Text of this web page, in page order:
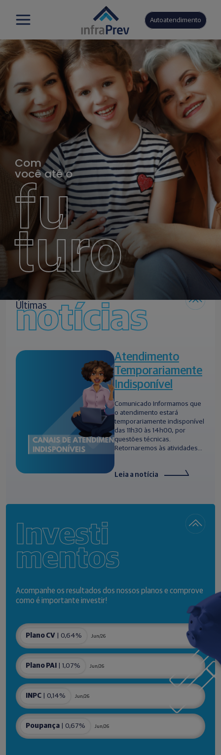
Autoatendimento
Com
você até o
fu
turo
Últimas
notícias
Atendimento
Temporariamente
Indisponível
Comunicado Informamos que
o atendimento estará
temporariamente indisponível
das 11h30 às 14h00, por
questões técnicas.
Retornaremos às atividades...
Leia a notícia
Investi
mentos
Acompanhe os resultados dos nossos planos e comprove
como é importante investir!
Plano CV | 0,64% Jun/26
Plano PAI | 1,07% Jun/26
INPC | 0,14% Jun/26
Poupança | 0,67% Jun/26